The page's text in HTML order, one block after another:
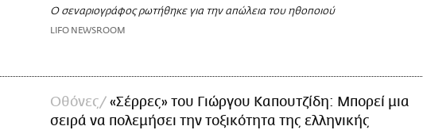
Ο σεναριογράφος ρωτήθηκε για την απώλεια του ηθοποιού
LIFO NEWSROOM
Οθόνες
«Σέρρες» του Γιώργου Καπουτζίδη: Μπορεί μια
σειρά να πολεμήσει την τοξικότητα της ελληνικής